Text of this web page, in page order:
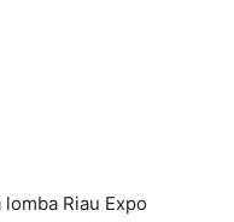
Riau Expo